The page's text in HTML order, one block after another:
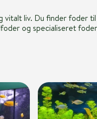
vitalt liv. Du finder foder til
og specialiseret